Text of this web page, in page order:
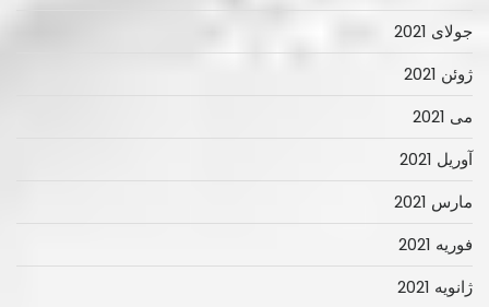
جولای 2021
ژوئن 2021
می 2021
آوریل 2021
مارس 2021
فوریه 2021
ژانویه 2021